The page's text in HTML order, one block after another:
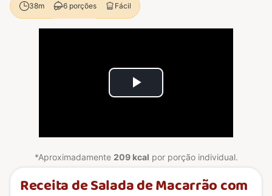
38m 6 porções Fácil
Play
*Aproximadamente 209 kcal por porção individual.
Receita de Salada de Macarrão com